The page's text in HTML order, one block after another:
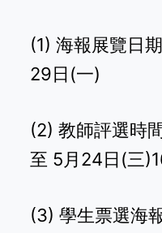
(1) 海報展覽日
29日(一)
(2) 教師評選時
至 5月24日(三
(3) 學生票選海